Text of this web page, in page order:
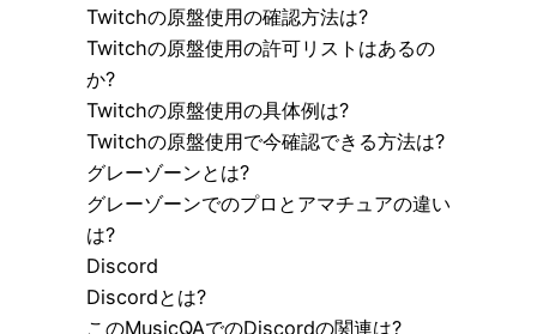
Twitchの原盤使用の確認方法は?
Twitchの原盤使用の許可リストはあるの
か?
Twitchの原盤使用の具体例は?
Twitchの原盤使用で今確認できる方法は?
グレーゾーンとは?
グレーゾーンでのプロとアマチュアの違い
は?
Discord
Discordとは?
このMusicQAでのDiscordの関連は?